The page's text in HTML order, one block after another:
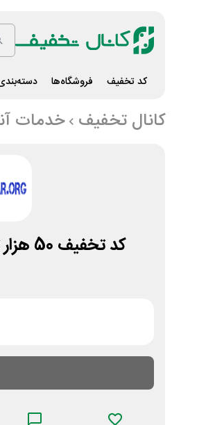
کد تخفیف فروشگاه‌ها
کانال تخفیف خدمات
کد تخفیف 50 هزار تومانی بیمه موتور سیکلت بیمه گر